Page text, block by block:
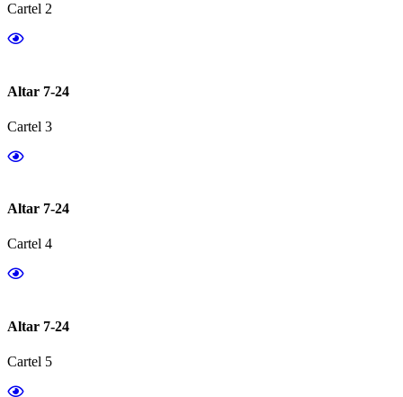
Cartel 2
Altar 7-24
Cartel 3
Altar 7-24
Cartel 4
Altar 7-24
Cartel 5